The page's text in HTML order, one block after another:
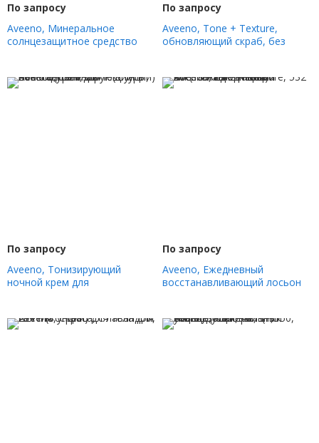
По запросу
Aveeno, Минеральное
солнцезащитное средство
По запросу
Aveeno, Tone + Texture,
обновляющий скраб, без
По запросу
Aveeno, Тонизирующий
ночной крем для
По запросу
Aveeno, Ежедневный
восстанавливающий лосьон